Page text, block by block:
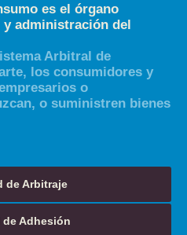
es el órgano
y administración del
Arbitral de
los consumidores y
o
o suministren bienes
de Arbitraje
Adhesión